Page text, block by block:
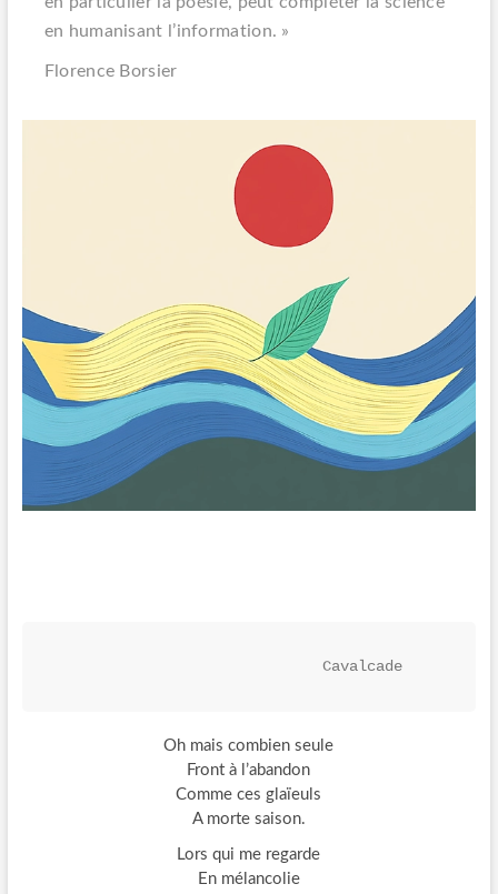
en humanisant l’information. »
Florence Borsier
                              Cavalcade
Oh mais combien seule
Front à l’abandon
Comme ces glaïeuls
A morte saison.
Lors qui me regarde
En mélancolie